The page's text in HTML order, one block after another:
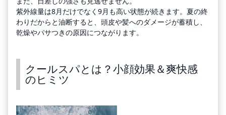
紫外線量は8月だけでなく9月も高い状態が続きます。夏の終
わりだからと油断すると、頭皮や髪へのダメージが蓄積し、
乾燥やパサつきの原因につながります。
クールスパとは？小顔効果＆爽快感
のヒミツ